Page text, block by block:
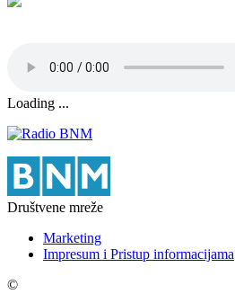
Loading ...
Društvene mreže
Marketing
Impresum i Pristup informacijama
©